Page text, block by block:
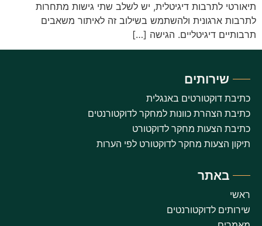
תיאורטי לתרבות דיגיטלית, יש לשלב שתי גישות מתחרות
לתרבות ארגונית ולהשתמש בשילוב זה לאיתור משאבים
תרבותיים דיגיטליים. הגישה […]
שירותים
כתיבת דוקטורטים באנגלית
כתיבת הצהרת כוונות למחקר לדוקטורנטים
כתיבת הצעות מחקר לדוקטורט
תיקון הצעות מחקר לדוקטורט לפי הערות
באתר
ראשי
שירותים לדוקטורנטים